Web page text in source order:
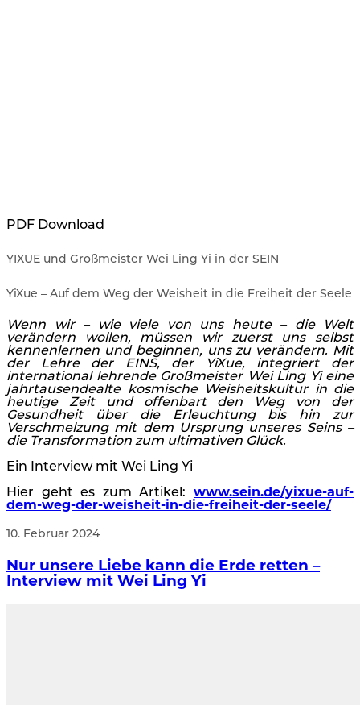
PDF Download
YIXUE und Großmeister Wei Ling Yi in der SEIN
YiXue – Auf dem Weg der Weisheit in die Freiheit der Seele
Wenn wir – wie viele von uns heute – die Welt
verändern wollen, müssen wir zuerst uns selbst
kennenlernen und beginnen, uns zu verändern. Mit
der Lehre der EINS, der YiXue, integriert der
international lehrende Großmeister Wei Ling Yi eine
jahrtausendealte kosmische Weisheitskultur in die
heutige Zeit und offenbart den Weg von der
Gesundheit über die Erleuchtung bis hin zur
Verschmelzung mit dem Ursprung unseres Seins –
die Transformation zum ultimativen Glück.
Ein Interview mit Wei Ling Yi
Hier geht es zum Artikel: www.sein.de/yixue-auf-
dem-weg-der-weisheit-in-die-freiheit-der-seele/
10. Februar 2024
Nur unsere Liebe kann die Erde retten –
Interview mit Wei Ling Yi